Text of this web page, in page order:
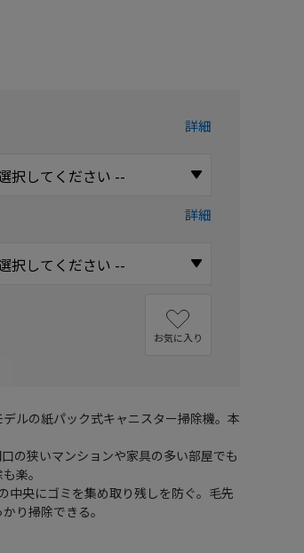
詳細
詳細
お気に入り
ルの紙パック式キャニスター掃除機。本
の狭いマンションや家具の多い部屋でも
楽。
中央にゴミを集め取り残しを防ぐ。毛先
り掃除できる。